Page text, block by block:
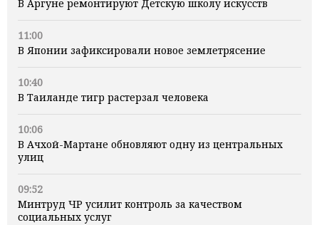
В Аргуне ремонтируют Детскую школу искусств
11:00
В Японии зафиксировали новое землетрясение
10:40
В Таиланде тигр растерзал человека
10:06
В Ачхой-Мартане обновляют одну из центральных
улиц
09:52
Минтруд ЧР усилит контроль за качеством
социальных услуг